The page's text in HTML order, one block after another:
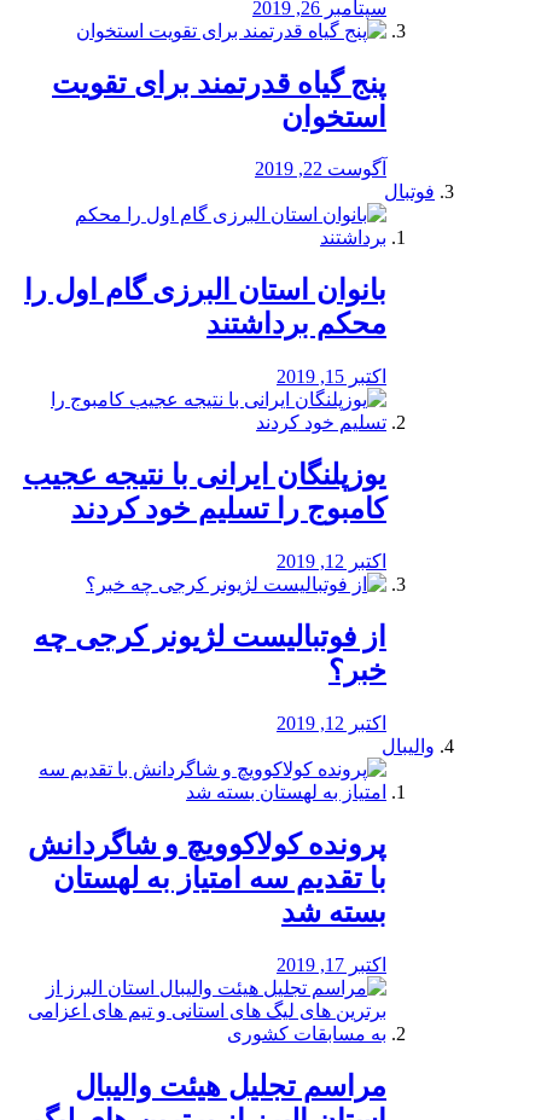
سپتامبر 26, 2019
پنج گیاه قدرتمند برای تقویت
استخوان
آگوست 22, 2019
فوتبال
بانوان استان البرزی گام اول را
محكم برداشتند
اکتبر 15, 2019
یوزپلنگان ایرانی با نتیجه عجیب
کامبوج را تسلیم خود کردند
اکتبر 12, 2019
از فوتبالیست لژیونر کرجی چه
خبر؟
اکتبر 12, 2019
والیبال
پرونده کولاکوویچ و شاگردانش
با تقدیم سه امتیاز به لهستان
بسته شد
اکتبر 17, 2019
مراسم تجلیل هیئت والیبال